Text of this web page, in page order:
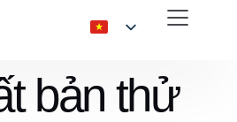
bản thử